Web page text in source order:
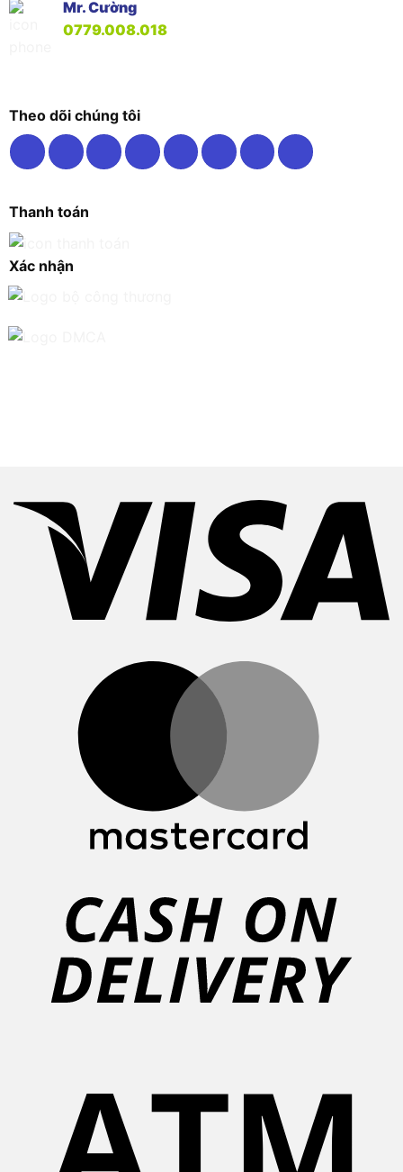
Mr. Cường
0779.008.018
Theo dõi chúng tôi
Thanh toán
Xác nhận